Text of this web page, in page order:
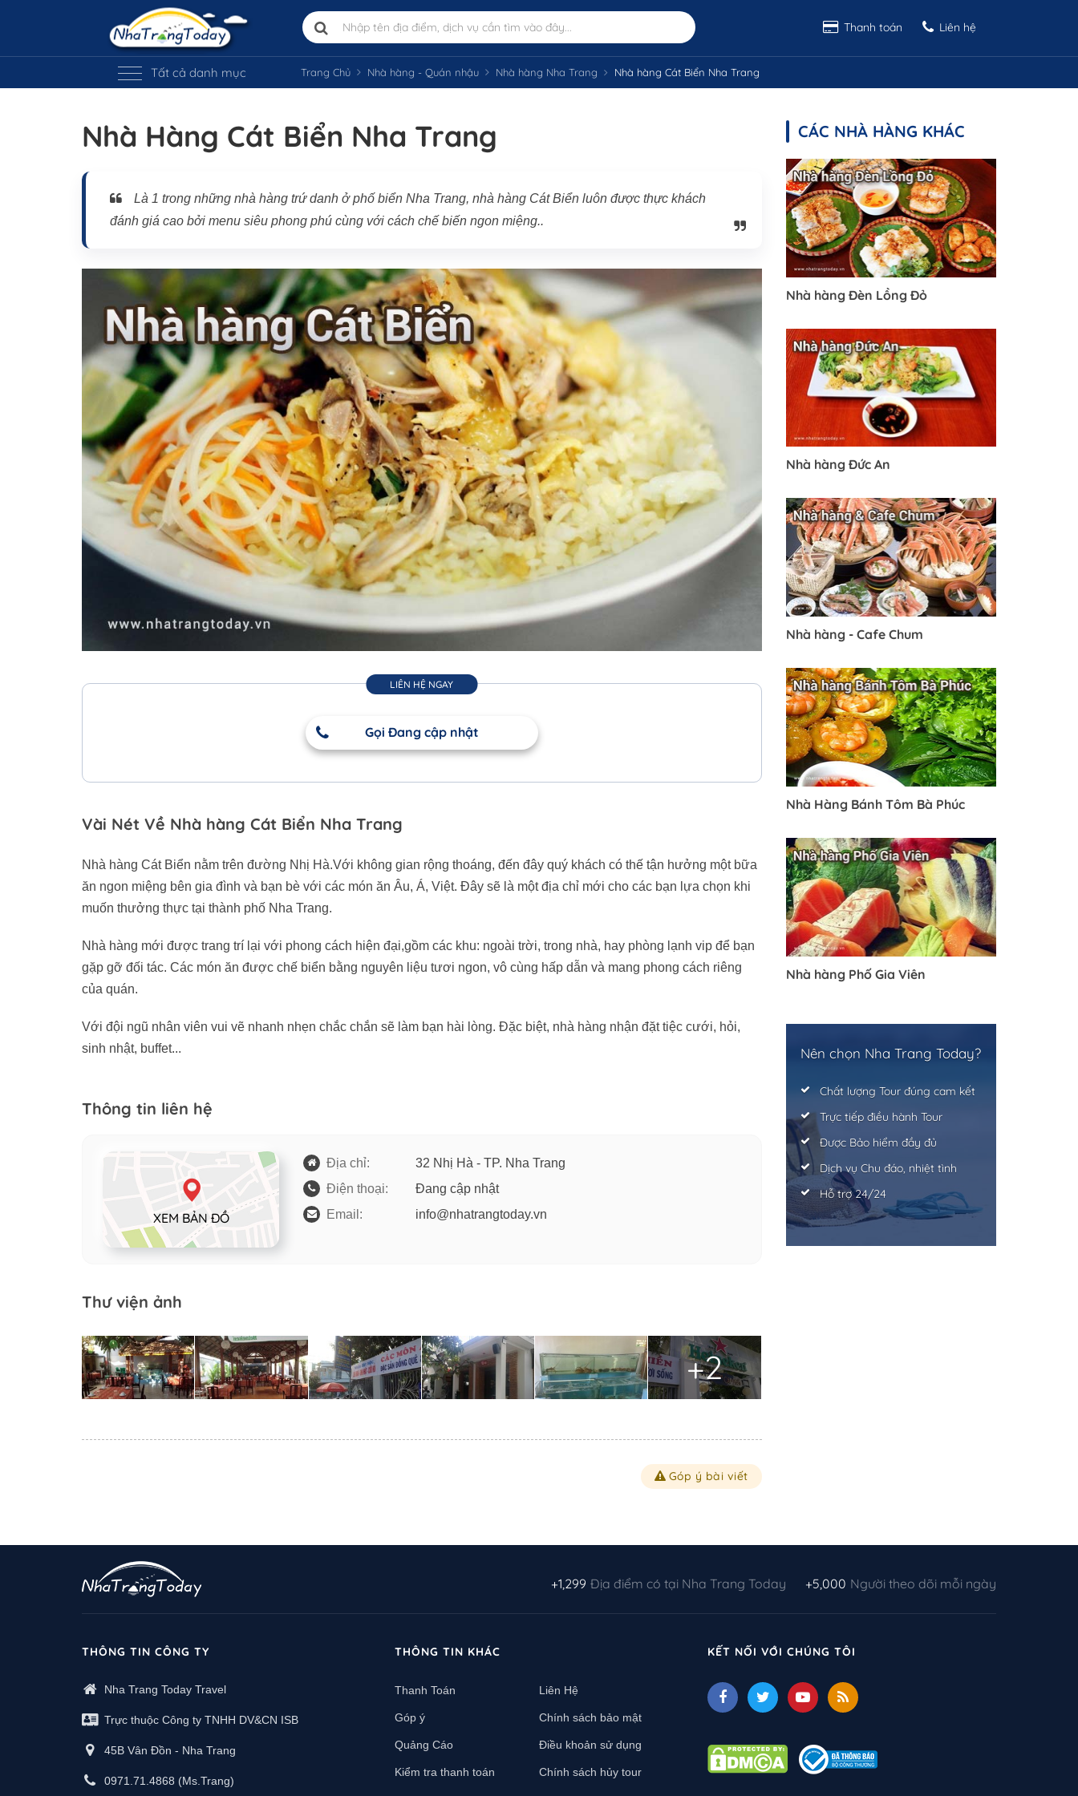
Thanh toán Liên hệ
Tất cả danh mục Trang Chủ Nhà hàng - Quán nhậu Nhà hàng Nha Trang Nhà hàng Cát Biển Nha Trang
Nhà Hàng Cát Biển Nha Trang
Là 1 trong những nhà hàng trứ danh ở phố biển Nha Trang, nhà hàng Cát Biển luôn được thực khách
đánh giá cao bởi menu siêu phong phú cùng với cách chế biến ngon miệng..
LIÊN HỆ NGAY
Gọi Đang cập nhật
Vài Nét Về Nhà hàng Cát Biển Nha Trang
Nhà hàng Cát Biển nằm trên đường Nhị Hà.Với không gian rộng thoáng, đến đây quý khách có thế tận hưởng một bữa
ăn ngon miệng bên gia đình và bạn bè với các món ăn Âu, Á, Việt. Đây sẽ là một địa chỉ mới cho các bạn lựa chọn khi
muốn thưởng thực tại thành phố Nha Trang.
Nhà hàng mới được trang trí lại với phong cách hiện đại,gồm các khu: ngoài trời, trong nhà, hay phòng lạnh vip để bạn
gặp gỡ đối tác. Các món ăn được chế biển bằng nguyên liệu tươi ngon, vô cùng hấp dẫn và mang phong cách riêng
của quán.
Với đội ngũ nhân viên vui vẽ nhanh nhẹn chắc chắn sẽ làm bạn hài lòng. Đặc biệt, nhà hàng nhận đặt tiệc cưới, hỏi,
sinh nhật, buffet...
Thông tin liên hệ
XEM BẢN ĐỒ
Địa chỉ:
32 Nhị Hà - TP. Nha Trang
Điện thoại:
Đang cập nhật
Email:
info@nhatrangtoday.vn
Thư viện ảnh
+2
Góp ý bài viết
CÁC NHÀ HÀNG KHÁC
Nhà hàng Đèn Lồng Đỏ
Nhà hàng Đức An
Nhà hàng - Cafe Chum
Nhà Hàng Bánh Tôm Bà Phúc
Nhà hàng Phố Gia Viên
Nên chọn Nha Trang Today?
Chất lượng Tour đúng cam kết
Trực tiếp điều hành Tour
Được Bảo hiểm đầy đủ
Dịch vụ Chu đáo, nhiệt tình
Hỗ trợ 24/24
+1,299 Địa điểm có tại Nha Trang Today +5,000 Người theo dõi mỗi ngày
THÔNG TIN CÔNG TY
Nha Trang Today Travel
Trực thuộc Công ty TNHH DV&CN ISB
45B Vân Đồn - Nha Trang
0971.71.4868 (Ms.Trang)
THÔNG TIN KHÁC
Thanh Toán Liên Hệ
Góp ý Chính sách bảo mật
Quảng Cáo Điều khoản sử dụng
Kiểm tra thanh toán Chính sách hủy tour
KẾT NỐI VỚI CHÚNG TÔI